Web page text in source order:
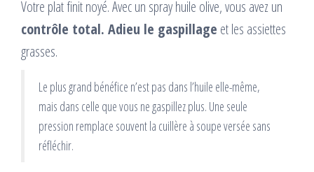
Votre plat finit noyé. Avec un spray huile olive, vous avez un
contrôle total. Adieu le gaspillage et les assiettes
grasses.
Le plus grand bénéfice n’est pas dans l’huile elle-même,
mais dans celle que vous ne gaspillez plus. Une seule
pression remplace souvent la cuillère à soupe versée sans
réfléchir.